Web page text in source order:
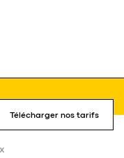
Télécharger nos tarifs